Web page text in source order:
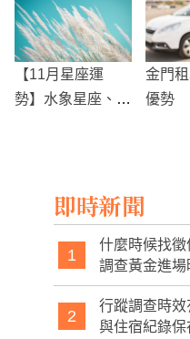
嘆：盼能洗刷更多
的靈魂
整車
【11月星座運
勢】水象星座、火
金門
優勢
即時新聞
1
什麼時候找
調查黃金進場
2
行蹤調查時
與住宿紀錄